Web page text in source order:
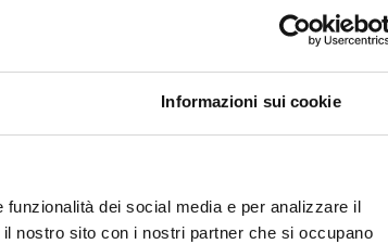
Informazioni sui cookie
dei social media e per analizzare il
nostro sito con i nostri partner che si occupano